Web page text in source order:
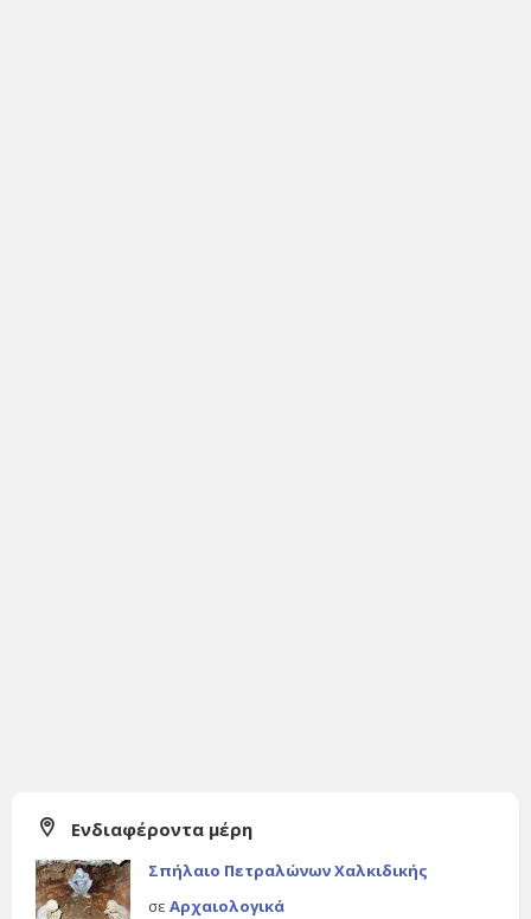
Ενδιαφέροντα μέρη
Σπήλαιο Πετραλώνων Χαλκιδικής
σε Αρχαιολογικά